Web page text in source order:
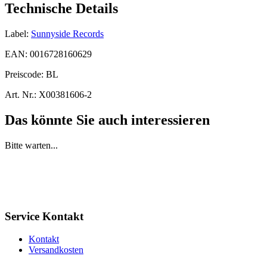
Technische Details
Label: Sunnyside Records
EAN: 0016728160629
Preiscode: BL
Art. Nr.: X00381606-2
Das könnte Sie auch interessieren
Bitte warten...
Service Kontakt
Kontakt
Versandkosten